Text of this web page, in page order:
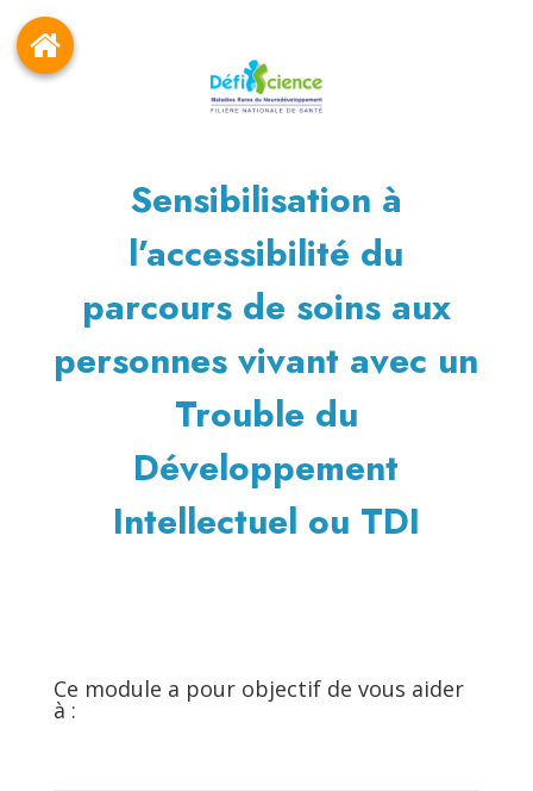
Sensibilisation à
l’accessibilité du
parcours de soins aux
personnes vivant avec un
Trouble du
Développement
Intellectuel ou TDI
Ce module a pour objectif de vous aider
à :